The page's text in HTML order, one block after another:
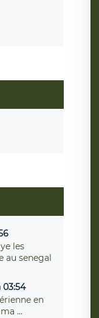
les
au senegal
03:54
en
...